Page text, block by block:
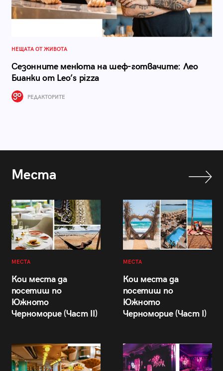
НЕЩАТА ОТ ЖИВОТА
Сезонните менюта на шеф-готвачите: Лео
Бианки от Leo’s pizza
РЕДАКТОРИТЕ
Места
МЕСТА
Кои места да
посетиш по
Южното
Черноморие (Част II)
МЕСТА
Кои места да
посетиш по
Южното
Черноморие (Част I)